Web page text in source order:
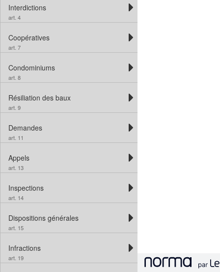
Interdictions
art. 4
Coopératives
art. 7
Condominiums
art. 8
Résiliation des baux
art. 9
Demandes
art. 11
Appels
art. 13
Inspections
art. 14
Dispositions générales
art. 15
Infractions
art. 19